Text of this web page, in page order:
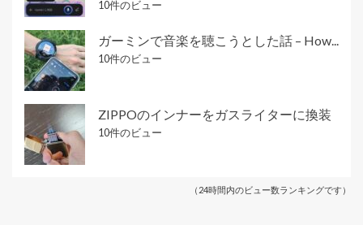
10件のビュー
ガーミンで音楽を聴こうとした話 – How...
10件のビュー
ZIPPOのインナーをガスライターに換装
10件のビュー
（24時間内のビュー数ランキングです）